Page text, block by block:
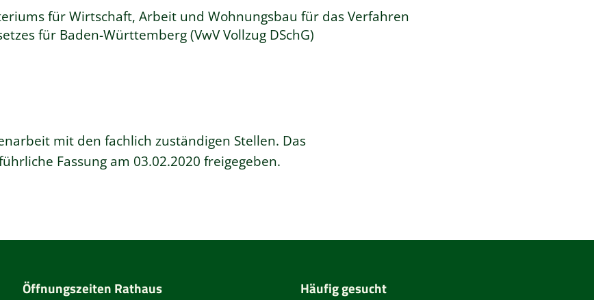
für Wirtschaft, Arbeit und Wohnungsbau für das Verfahren
für Baden-Württemberg (VwV Vollzug DSchG)
mit den fachlich zuständigen Stellen. Das
Fassung am 03.02.2020 freigegeben.
Öffnungszeiten Rathaus Häufig gesucht